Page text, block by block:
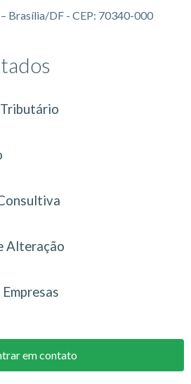
Brasília/DF - CEP: 70340-000
Alteração
em contato